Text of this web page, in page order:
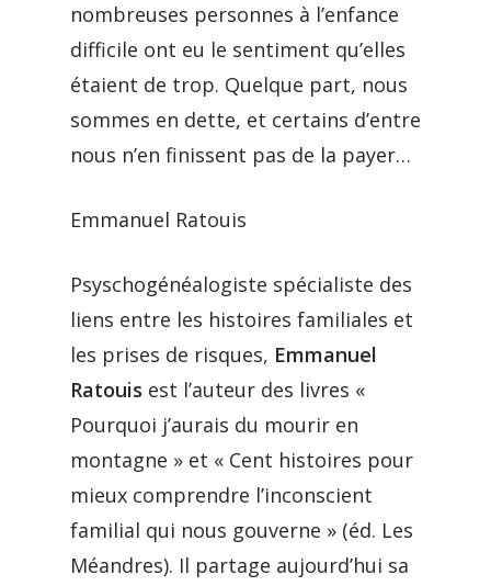
nombreuses personnes à l’enfance
difficile ont eu le sentiment qu’elles
étaient de trop. Quelque part, nous
sommes en dette, et certains d’entre
nous n’en finissent pas de la payer…
Emmanuel Ratouis
Psyschogénéalogiste spécialiste des
liens entre les histoires familiales et
les prises de risques, Emmanuel
Ratouis est l’auteur des livres «
Pourquoi j’aurais du mourir en
montagne » et « Cent histoires pour
mieux comprendre l’inconscient
familial qui nous gouverne » (éd. Les
Méandres). Il partage aujourd’hui sa